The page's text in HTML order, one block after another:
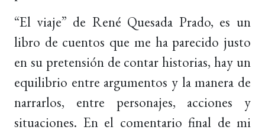
“El viaje” de René Quesada Prado, es un
libro de cuentos que me ha parecido justo
en su pretensión de contar historias, hay un
equilibrio entre argumentos y la manera de
narrarlos, entre personajes, acciones y
situaciones. En el comentario final de mi